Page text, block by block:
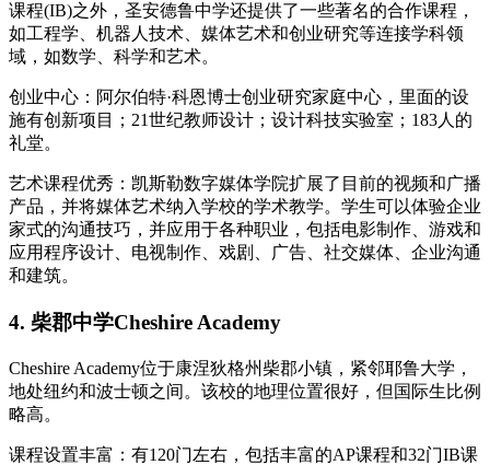
课程(IB)之外，圣安德鲁中学还提供了一些著名的合作课程，
如工程学、机器人技术、媒体艺术和创业研究等连接学科领
域，如数学、科学和艺术。
创业中心：阿尔伯特·科恩博士创业研究家庭中心，里面的设
施有创新项目；21世纪教师设计；设计科技实验室；183人的
礼堂。
艺术课程优秀：凯斯勒数字媒体学院扩展了目前的视频和广播
产品，并将媒体艺术纳入学校的学术教学。学生可以体验企业
家式的沟通技巧，并应用于各种职业，包括电影制作、游戏和
应用程序设计、电视制作、戏剧、广告、社交媒体、企业沟通
和建筑。
4. 柴郡中学Cheshire Academy
Cheshire Academy位于康涅狄格州柴郡小镇，紧邻耶鲁大学，
地处纽约和波士顿之间。该校的地理位置很好，但国际生比例
略高。
课程设置丰富：有120门左右，包括丰富的AP课程和32门IB课